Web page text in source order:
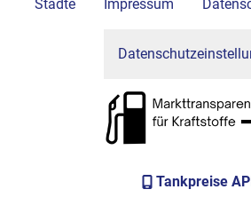
Städte Impressum
Tankpreise